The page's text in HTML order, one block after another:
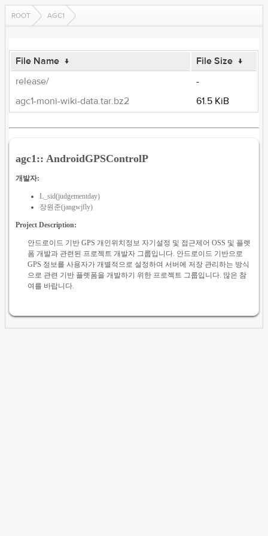
ROOT AGC1
File Name ↓ File Size ↓
release/
-
agc1-moni-wiki-data.tar.bz2
61.5 KiB
agc1:: AndroidGPSControlP
개발자:
L_sid(judgementday)
장원준(jangwjfly)
Project Description:
안드로이드 기반 GPS 개인위치정보 자기설정 및 접근제어 OSS 및 플렛
폼 개발과 관련된 프로젝트 개발자 그룹입니다. 안드로이드 기반으로
GPS 정보를 사용자가 개별적으로 설정하여 서버에 저장 관리하는 방식
으로 관련 기반 플렛폼을 개발하기 위한 프로젝트 그룹입니다. 많은 참
여를 바랍니다.